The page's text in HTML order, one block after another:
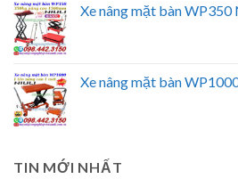
Xe nâng mặt bàn WP350
Xe nâng mặt bàn
TIN MỚI NHẤT